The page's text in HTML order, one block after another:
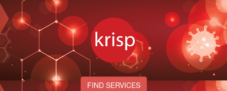
FIND SERVICES